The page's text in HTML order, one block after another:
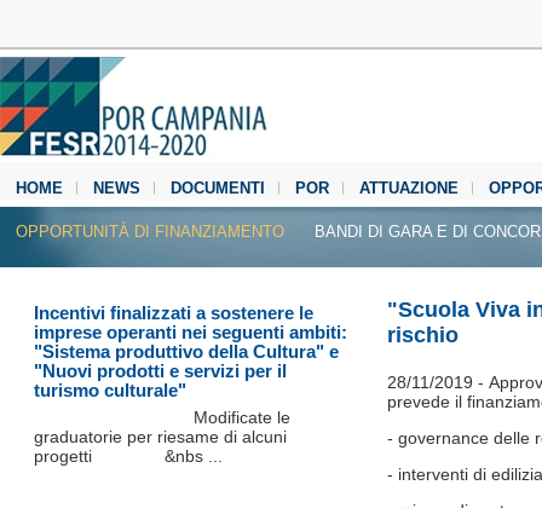
HOME NEWS DOCUMENTI POR ATTUAZIONE
MEDIA CENTER
OPPORTUNITÀ DI FINANZIAMENTO BANDI DI GARA E DI
"Scuola Viva
rischio
28/11/2019 -
prevede il
- governance delle
- interventi di
Incentivi finalizzati a sostenere le
imprese operanti nei seguenti ambiti:
"Sistema produttivo della Cultura" e
"Nuovi prodotti e servizi per il
turismo culturale"
Modificate le
graduatorie per riesame di alcuni
progetti &nbs ...